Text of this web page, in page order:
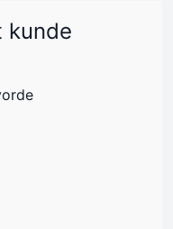
kunde